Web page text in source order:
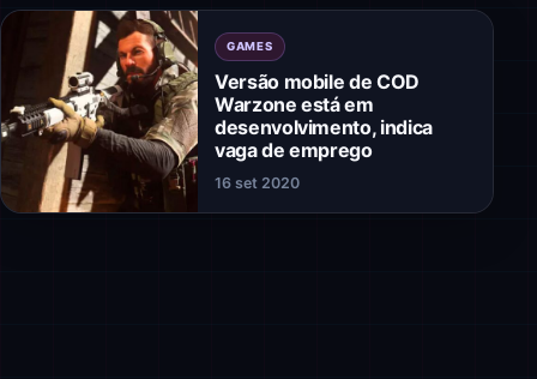
GAMES
Versão mobile de COD
Warzone está em
desenvolvimento, indica
vaga de emprego
16 set 2020